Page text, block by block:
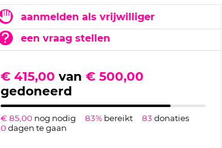
aanmelden als vrijwilliger
een vraag stellen
€ 415,00 van € 500,00
gedoneerd
€ 85,00 nog nodig 83% bereikt 83 donaties
0dagen te gaan